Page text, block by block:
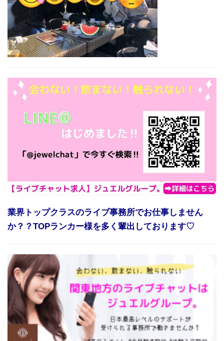
業界トップクラスのライブ事務所でお仕事しません
か？？TOPランカー様を多く輩出しております♡